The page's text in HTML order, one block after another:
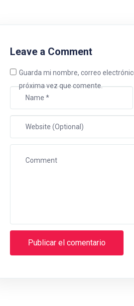
Leave a Comment
Guarda mi nombre, correo
próxima vez que comente.